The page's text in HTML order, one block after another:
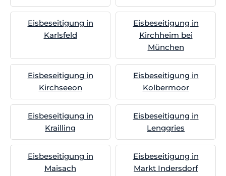
Eisbeseitigung in
Karlsfeld
Eisbeseitigung in
Kirchheim bei
München
Eisbeseitigung in
Kirchseeon
Eisbeseitigung in
Kolbermoor
Eisbeseitigung in
Krailling
Eisbeseitigung in
Lenggries
Eisbeseitigung in
Maisach
Eisbeseitigung in
Markt Indersdorf